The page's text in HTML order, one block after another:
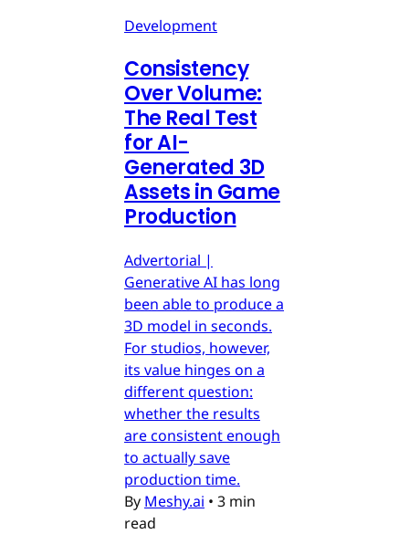
Development
Consistency
Over Volume:
The Real Test
for AI-
Generated 3D
Assets in Game
Production
Advertorial |
Generative AI has long
been able to produce a
3D model in seconds.
For studios, however,
its value hinges on a
different question:
whether the results
are consistent enough
to actually save
production time.
By Meshy.ai • 3 min
read